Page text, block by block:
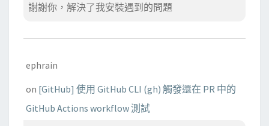
謝謝你，解決了我安裝遇到的問題
ephrain
on [GitHub] 使用 GitHub CLI (gh) 觸發還在 PR 中的
GitHub Actions workflow 測試